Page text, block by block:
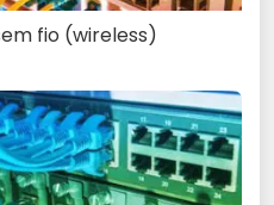
fio (wireless)